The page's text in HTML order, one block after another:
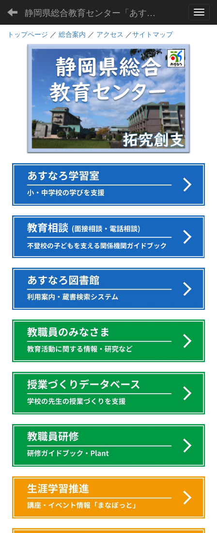
静岡県総合教育センター「あすなろ」
トップページ ／ 総合案内 ／ アクセス ／サイトマップ